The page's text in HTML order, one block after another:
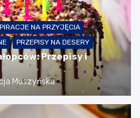
NA PRZYJĘCIA
PRZEPISY NA DESERY
Przepisy i
Muszyńska